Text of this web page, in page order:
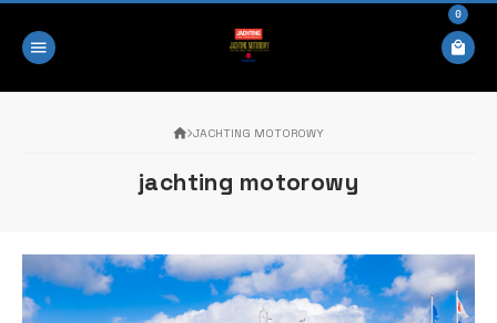
0
JACHTING MOTOROWY
jachting motorowy